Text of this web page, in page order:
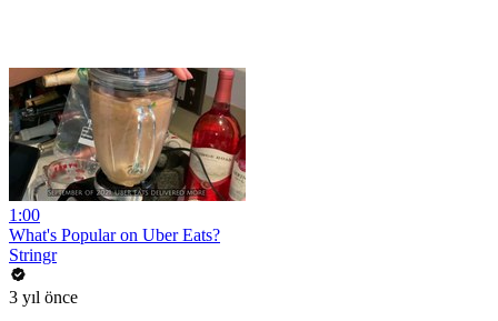
1:00
What's Popular on Uber Eats?
Stringr
3 yıl önce